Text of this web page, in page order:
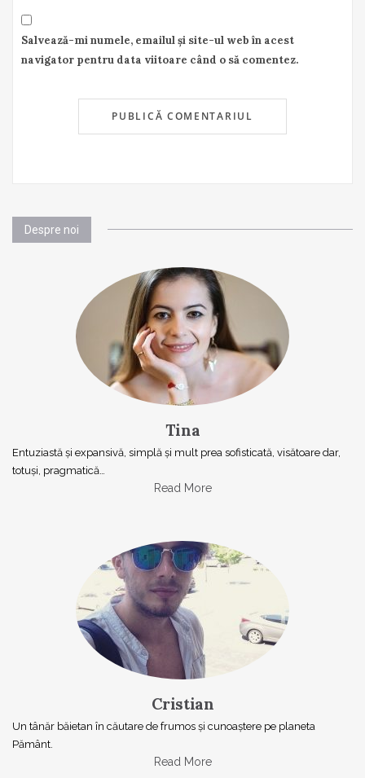
Salvează-mi numele, emailul și site-ul web în acest
navigator pentru data viitoare când o să comentez.
Despre noi
Tina
Entuziastă şi expansivă, simplă şi mult prea sofisticată, visătoare dar,
totuşi, pragmatică…
Read More
Cristian
Un tânăr băietan în căutare de frumos și cunoaștere pe planeta
Pământ.
Read More